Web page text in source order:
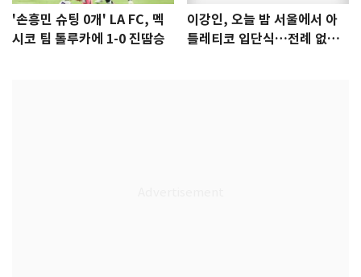
'손흥민 슈팅 0개' LA FC, 멕
시코 팀 톨루카에 1-0 진땀승
이강인, 오늘 밤 서울에서 아
틀레티코 입단식…전례 없는